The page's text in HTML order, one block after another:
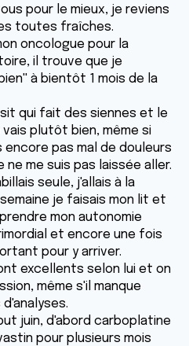
pour le mieux, je reviens
toutes fraîches.
oncologue pour la
il trouve que je
à bientôt 1 mois de la
qui fait des siennes et le
plutôt bien, même si
encore pas mal de douleurs
ne me suis pas laissée aller.
seule, j'allais à la
je faisais mon lit et
mon autonomie
et encore une fois
pour y arriver.
excellents selon lui et on
même s'il manque
juin, d'abord carboplatine
pour plusieurs mois